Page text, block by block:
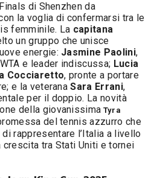
di Shenzhen da
la voglia di confermarsi tra le
femminile. La capitana
un gruppo che unisce
energie: Jasmine Paolini,
e leader indiscussa; Lucia
Cocciaretto, pronte a portare
e la veteranaSara Errani,
per il doppio. La novità
della giovanissima Tyra
del tennis azzurro che
rappresentare l’Italia a livello
crescita tra Stati Uniti e tornei